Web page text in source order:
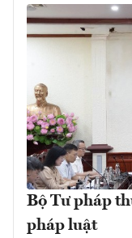
Bộ Tư pháp
pháp luật